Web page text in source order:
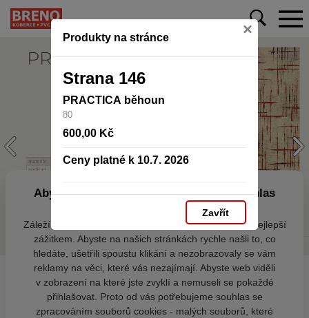
Produkty na stránce ×
Strana 146
PRACTICA běhoun
80
600,00 Kč
Ceny platné k 10.7. 2026
Zavřít
Aby web fungoval tak, jak ho znáte (souhlas
Záleží nám na tom, aby pro vás nakupování bylo co nejlepší
zážitkem. Abyste na našich stránkách rychle našli to, co
hledáte, ušetřili spoustu klikání a nezobrazovaly se vám
reklamy na věci, které vás nezajímají. Abyste web viděli
v zobrazení na které jste zvyklí a nemuseli se pokaždé
přihlašovat. Proto od vás potřebujeme souhlas se
zpracováním souborů cookies - malých souborů, které